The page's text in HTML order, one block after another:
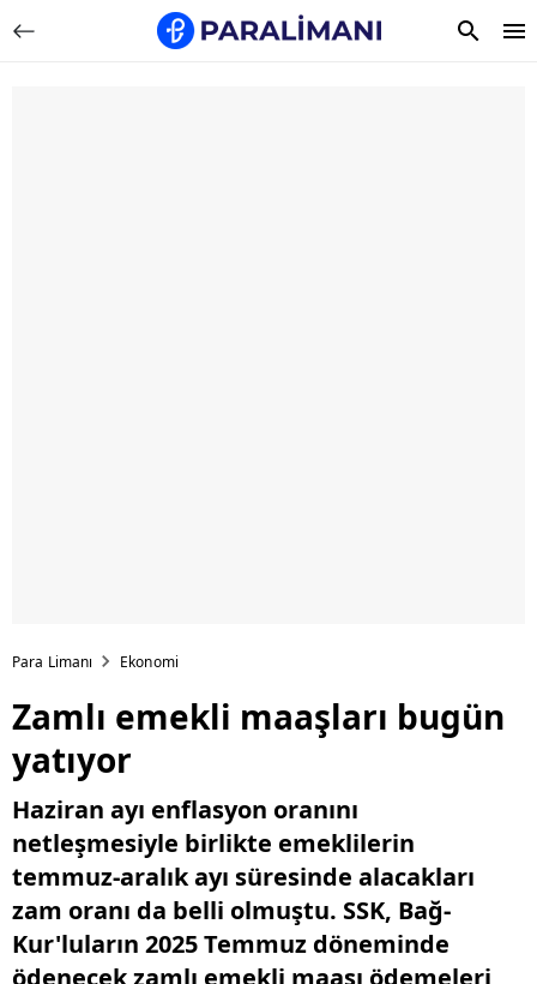
Para Limanı Ekonomi
Zamlı emekli maaşları bugün
yatıyor
Haziran ayı enflasyon oranını
netleşmesiyle birlikte emeklilerin
temmuz-aralık ayı süresinde alacakları
zam oranı da belli olmuştu. SSK, Bağ-
Kur'luların 2025 Temmuz döneminde
ödenecek zamlı emekli maaşı ödemeleri